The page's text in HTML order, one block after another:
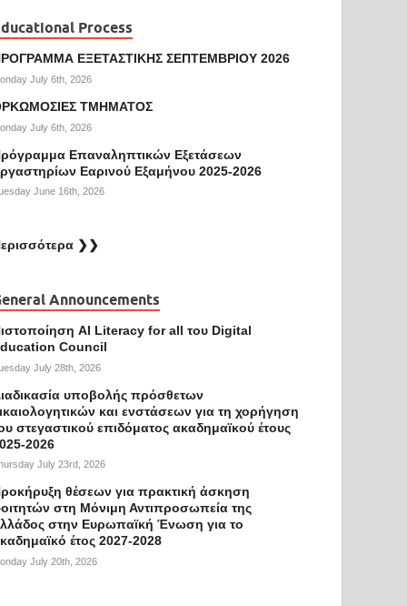
Process
ΕΞΕΤΑΣΤΙΚΗΣ ΣΕΠΤΕΜΒΡΙΟΥ 2026
July 6th, 2026
ΤΜΗΜΑΤΟΣ
July 6th, 2026
Επαναληπτικών Εξετάσεων
Εαρινού Εξαμήνου 2025-2026
June 16th, 2026
❯❯
Announcements
AI Literacy for all του Digital
Council
July 28th, 2026
υποβολής πρόσθετων
και ενστάσεων για τη χορήγηση
στεγαστικού επιδόματος ακαδημαϊκού έτους
2026
July 23rd, 2026
θέσεων για πρακτική άσκηση
στη Μόνιμη Αντιπροσωπεία της
στην Ευρωπαϊκή Ένωση για το
έτος 2027-2028
July 20th, 2026